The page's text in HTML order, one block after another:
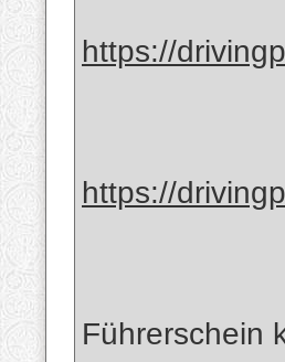
https://
https://
Führerschein